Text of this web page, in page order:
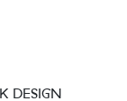
DESIGN